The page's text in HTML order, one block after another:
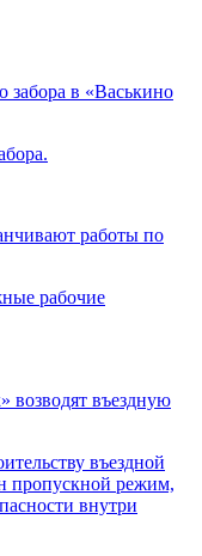
забора в «Васькино
работы по
рабочие
возводят въездную
въездной
пропускной режим,
внутри